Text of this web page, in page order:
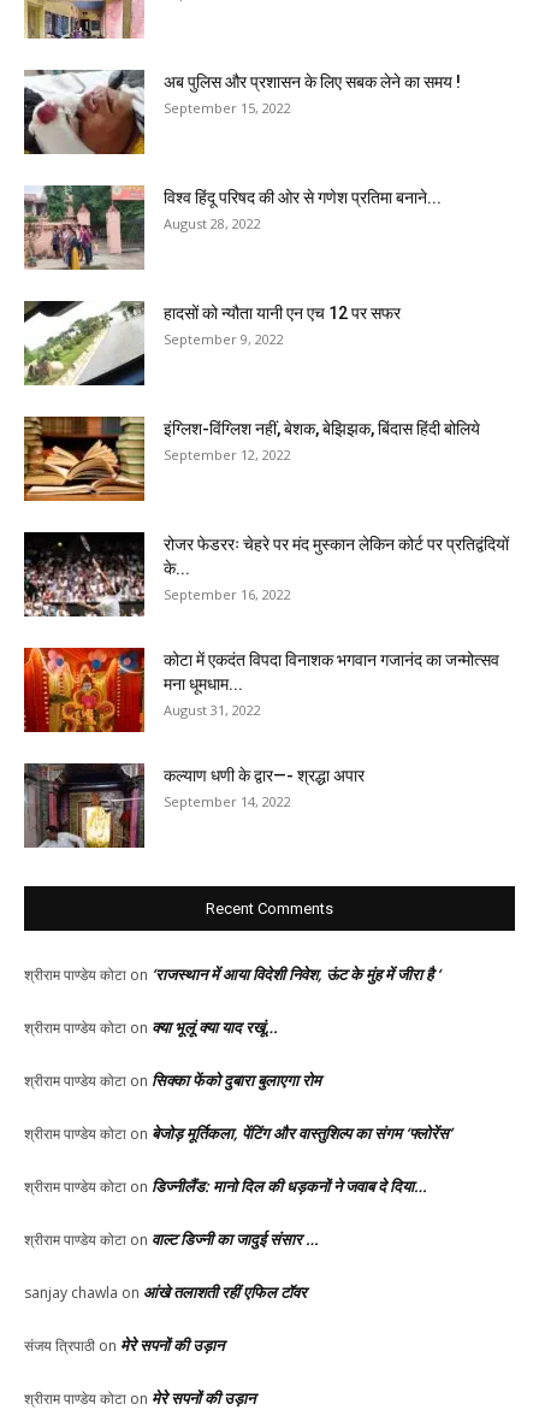
अब पुलिस और प्रशासन के लिए सबक लेने का समय !
September 15, 2022
विश्व हिंदू परिषद की ओर से गणेश प्रतिमा बनाने...
August 28, 2022
हादसों को न्यौता यानी एन एच 12 पर सफर
September 9, 2022
इंग्लिश-विंग्लिश नहीं, बेशक, बेझिझक, बिंदास हिंदी बोलिये
September 12, 2022
रोजर फेडररः चेहरे पर मंद मुस्कान लेकिन कोर्ट पर प्रतिद्वंदियों
के...
September 16, 2022
कोटा में एकदंत विपदा विनाशक भगवान गजानंद का जन्मोत्सव
मना धूमधाम...
August 31, 2022
कल्याण धणी के द्वार—- श्रद्धा अपार
September 14, 2022
Recent Comments
श्रीराम पाण्डेय कोटा on ‘राजस्थान में आया विदेशी निवेश, ऊंट के मुंह में जीरा है ‘
श्रीराम पाण्डेय कोटा on क्या भूलूं क्या याद रखूं…
श्रीराम पाण्डेय कोटा on सिक्का फेंको दुबारा बुलाएगा रोम
श्रीराम पाण्डेय कोटा on बेजोड़ मूर्तिकला, पेंटिंग और वास्तुशिल्प का संगम ‘फ्लोरेंस’
श्रीराम पाण्डेय कोटा on डिज्नीलैंड: मानो दिल की धड़कनों ने जवाब दे दिया…
श्रीराम पाण्डेय कोटा on वाल्ट डिज्नी का जादुई संसार …
sanjay chawla on आंखे तलाशती रहीं एफिल टॉवर
संजय त्रिपाठी on मेरे सपनों की उड़ान
श्रीराम पाण्डेय कोटा on मेरे सपनों की उड़ान